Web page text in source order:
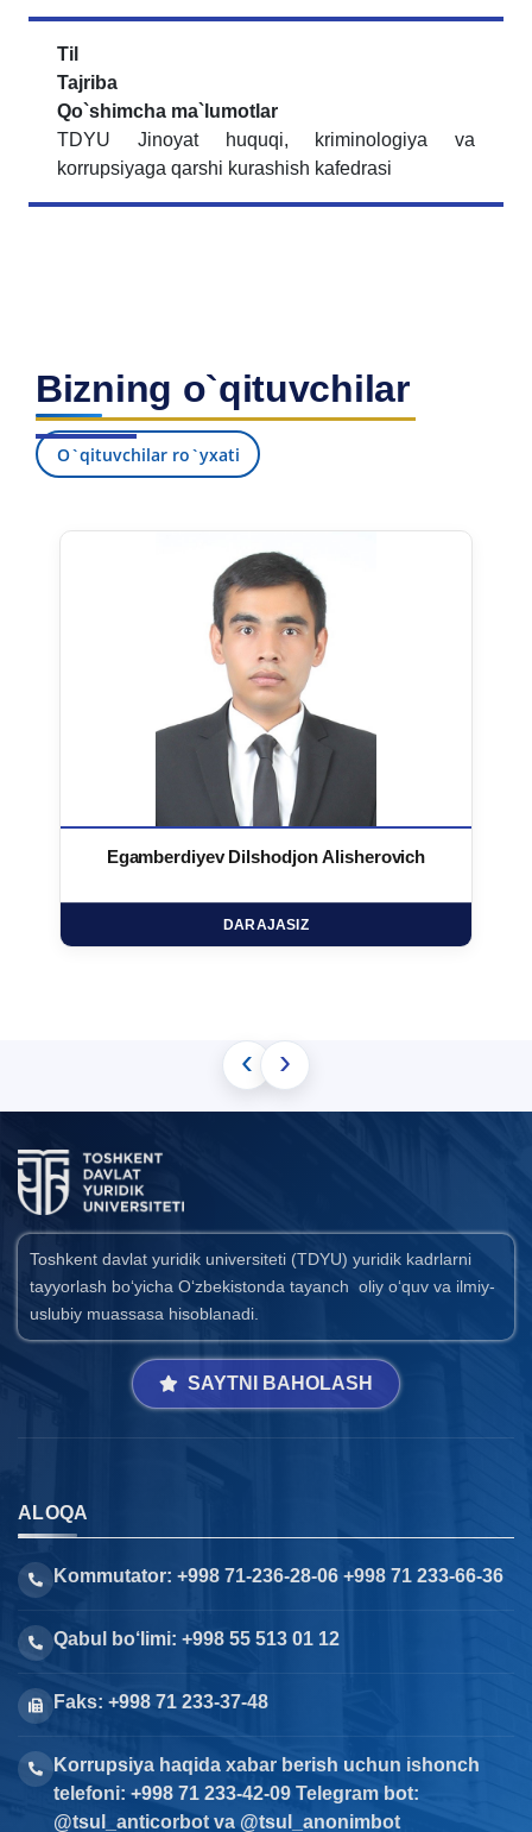
Til
Tajriba
Qo`shimcha ma`lumotlar
TDYU Jinoyat huquqi, kriminologiya va
korrupsiyaga qarshi kurashish kafedrasi
Bizning o`qituvchilar
O`qituvchilar ro`yxati
Egamberdiyev Dilshodjon Alisherovich
DARAJASIZ
‹ ›
Toshkent davlat yuridik universiteti (TDYU) yuridik kadrlarni
tayyorlash bo‘yicha O‘zbekistonda tayanch oliy o‘quv va ilmiy-
uslubiy muassasa hisoblanadi.
SAYTNI BAHOLASH
ALOQA
Kommutator: +998 71-236-28-06 +998 71 233-66-36
Qabul bo‘limi: +998 55 513 01 12
Faks: +998 71 233-37-48
Korrupsiya haqida xabar berish uchun ishonch
telefoni: +998 71 233-42-09 Telegram bot:
@tsul_anticorbot va @tsul_anonimbot